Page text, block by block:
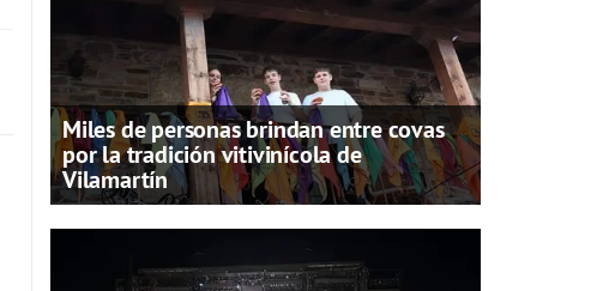
Miles de personas brindan entre covas
por la tradición vitivinícola de
Vilamartín